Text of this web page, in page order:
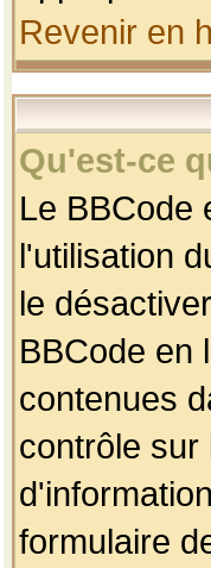
Revenir en
Qu'est-ce
Le BBCode
l'utilisation
le
BBCode en
contenues
contrôle sur
formulaire